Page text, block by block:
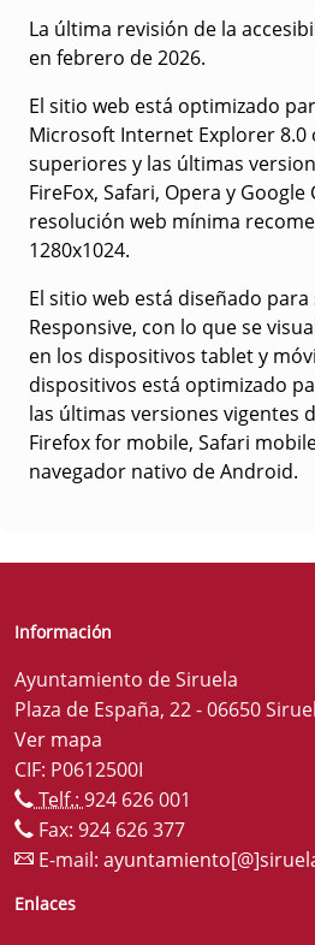
La última revisión de la
en febrero de 2026.
El sitio web está optimizado
Microsoft Internet Explorer 8.0
superiores y las últimas
FireFox, Safari, Opera y Google
resolución web mínima
1280x1024.
El sitio web está diseñado
Responsive, con lo que se
en los dispositivos tablet y
dispositivos está optimizado
las últimas versiones vigentes
Firefox for mobile, Safari
navegador nativo de Android.
Información
Ayuntamiento de Siruela
Plaza de España, 22 - 06650
Ver mapa
CIF: P0612500I
Telf.: 924 626 001
Fax: 924 626 377
E-mail:
Enlaces